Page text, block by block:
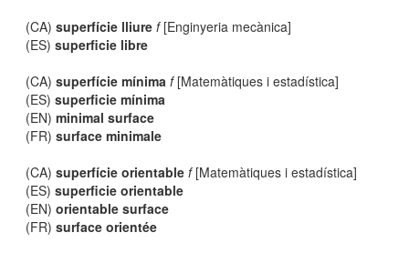
(CA)superfície lliure f[Enginyeria mecànica]
(ES)superficie libre
(CA)superfície mínima f[Matemàtiques i estadística]
(ES)superficie mínima
(EN)minimal surface
(FR)surface minimale
(CA)superfície orientable f[Matemàtiques i estadística]
(ES)superficie orientable
(EN)orientable surface
(FR)surface orientée